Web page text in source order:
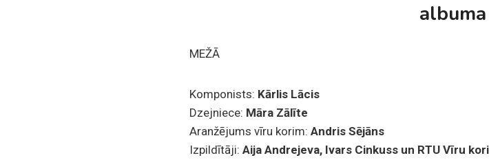
MEŽĀ
Komponists: Kārlis Lācis
Dzejniece: Māra Zālīte
Aranžējums vīru korim: Andris Sējāns
Izpildītāji: Aija Andrejeva, Ivars Cinkuss un RTU Vīru